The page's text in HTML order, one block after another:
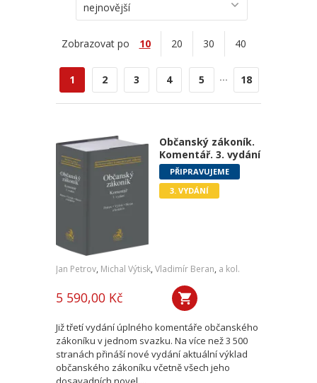
nejnovější
Zobrazovat po 10 20 30 40
1 2 3 4 5 ... 18
Občanský zákoník.
Komentář. 3. vydání
PŘIPRAVUJEME
3. VYDÁNÍ
Jan Petrov, Michal Výtisk, Vladimír Beran, a kol.
5 590,00 Kč
Již třetí vydání úplného komentáře občanského
zákoníku v jednom svazku. Na více než 3 500
stranách přináší nové vydání aktuální výklad
občanského zákoníku včetně všech jeho